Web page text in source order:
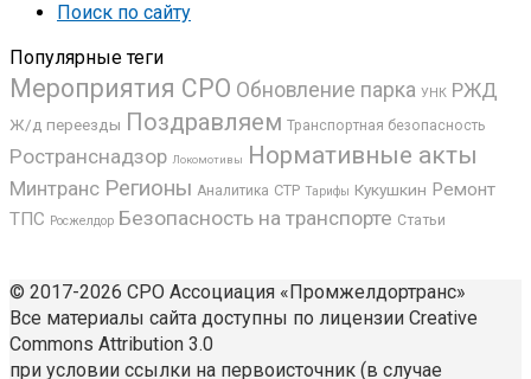
Поиск по сайту
Популярные теги
Мероприятия СРО Обновление парка УНК РЖД
Ж/д переезды Поздравляем Транспортная безопасность
Ространснадзор Локомотивы Нормативные акты
Минтранс Регионы Аналитика СТР Тарифы Кукушкин Ремонт
ТПС Росжелдор Безопасность на транспорте Статьи
© 2017-2026 СРО Ассоциация «Промжелдортранс»
Все материалы сайта доступны по лицензии Creative
Commons Attribution 3.0
при условии ссылки на первоисточник (в случае